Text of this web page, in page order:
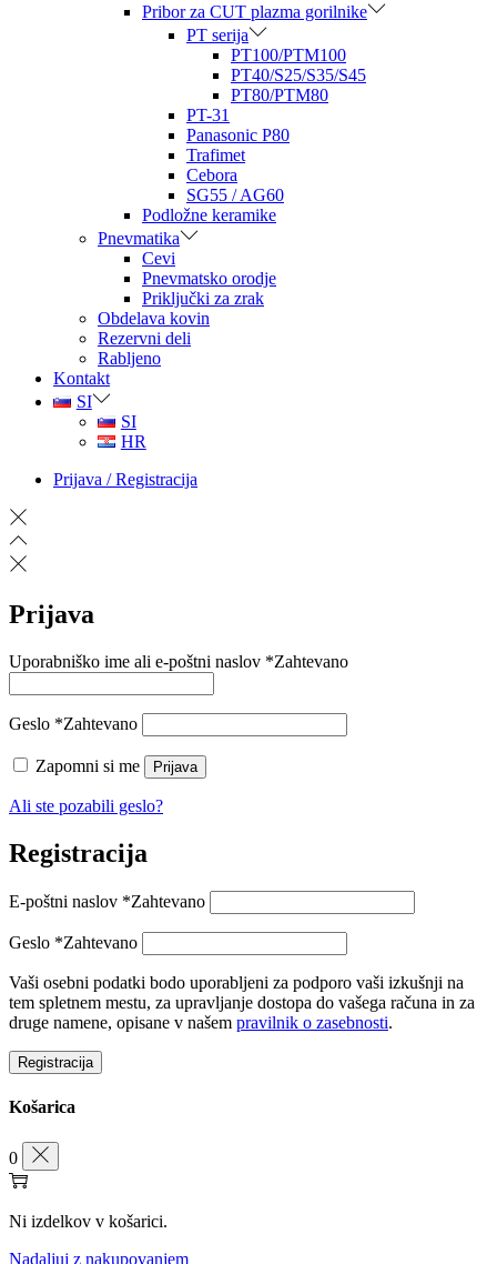
Pribor za CUT plazma gorilnike
PT serija
PT100/PTM100
PT40/S25/S35/S45
PT80/PTM80
PT-31
Panasonic P80
Trafimet
Cebora
SG55 / AG60
Podložne keramike
Pnevmatika
Cevi
Pnevmatsko orodje
Priključki za zrak
Obdelava kovin
Rezervni deli
Rabljeno
Kontakt
SI
SI
HR
Prijava / Registracija
Prijava
Uporabniško ime ali e-poštni naslov *Zahtevano
Geslo *Zahtevano
Zapomni si me Prijava
Ali ste pozabili geslo?
Registracija
E-poštni naslov *Zahtevano
Geslo *Zahtevano
Vaši osebni podatki bodo uporabljeni za podporo vaši izkušnji na
tem spletnem mestu, za upravljanje dostopa do vašega računa in za
druge namene, opisane v našem pravilnik o zasebnosti.
Registracija
Košarica
0
Ni izdelkov v košarici.
Nadaljuj z nakupovanjem